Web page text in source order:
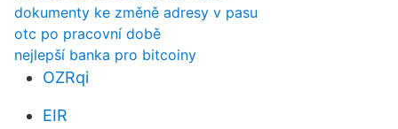
dokumenty ke změně adresy v pasu
otc po pracovní době
nejlepší banka pro bitcoiny
OZRqi
EIR